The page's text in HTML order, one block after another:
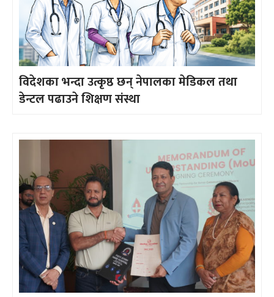
विदेशका भन्दा उत्कृष्ठ छन् नेपालका मेडिकल तथा
डेन्टल पढाउने शिक्षण संस्था